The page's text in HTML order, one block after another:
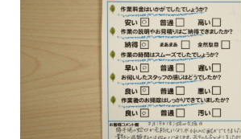
ハタラク通信
ハタラクブログ
作業・施工事例